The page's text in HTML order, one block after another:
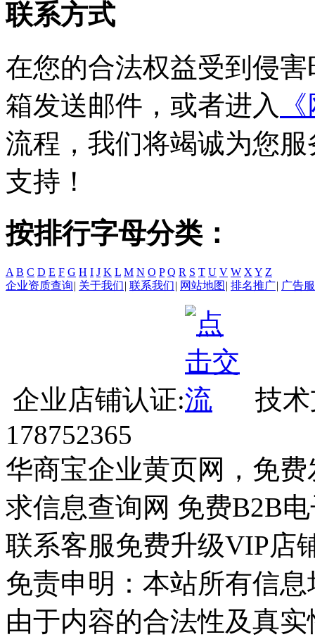
联系方式
在您的合法权益受到侵害
箱发送邮件，或者进入
流程，我们将竭诚为您
支持！
按排行字母分类：
A B C D E F G H I J K L M N O P Q R S T U V W X Y Z
企业资质查询| 关于我们| 联系我们| 网站地图 | 排名推广| 广告
企业店铺认证:
技
178752365
华商宝企业黄页网，免
求信息查询网 免费B2B
联系客服免费升级VIP店
免责申明：本站所有信
由于内容的合法性及真